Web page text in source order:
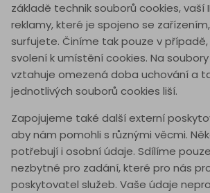
základě technik souborů cookies, vaší
reklamy, které je spojeno se
surfujete. Činíme tak pouze v
svolení k umístění cookies. Na
vztahuje omezená doba uchování a
jednotlivých souborů cookies liší.
Zapojujeme také další externí
aby nám pomohli s různými věcmi.
potřebují i osobní údaje. Sdílíme
nezbytné pro zadání, které pro nás
poskytovatel služeb. Vaše údaje